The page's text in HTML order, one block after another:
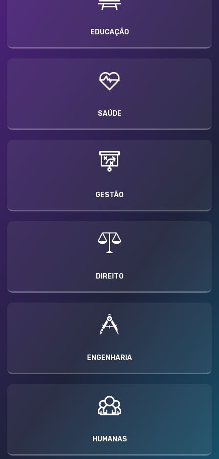
EDUCAÇÃO
SAÚDE
GESTÃO
DIREITO
ENGENHARIA
HUMANAS